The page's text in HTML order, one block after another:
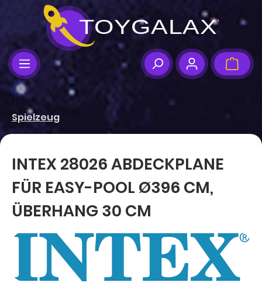
Zum Hauptinhalt springen
Spielzeug
INTEX 28026 ABDECKPLANE
FÜR EASY-POOL Ø396 CM,
ÜBERHANG 30 CM